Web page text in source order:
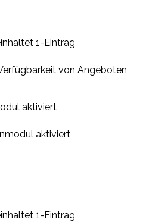
1-Eintrag
von Angeboten
aktiviert
aktiviert
1-Eintrag